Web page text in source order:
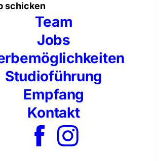
schicken
Team
Jobs
Studioführung
Empfang
Kontakt